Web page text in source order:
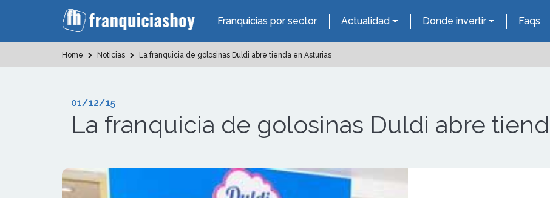
Franquicias por sector Actualidad Donde invertir Faqs
Home Noticias La franquicia de golosinas Duldi abre tienda en Asturias
01/12/15
La franquicia de golosinas Duldi abre